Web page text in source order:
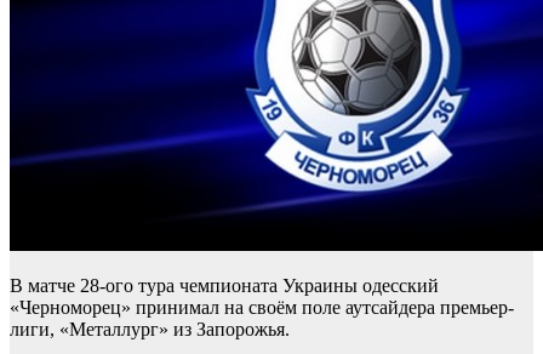
В матче 28-ого тура чемпионата Украины одесский
«Черноморец» принимал на своём поле аутсайдера премьер-
лиги, «Металлург» из Запорожья.